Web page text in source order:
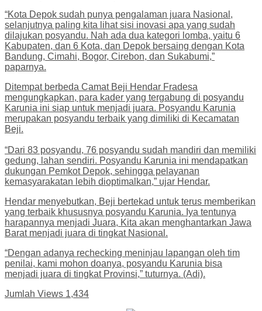
“Kota Depok sudah punya pengalaman juara Nasional,
selanjutnya paling kita lihat sisi inovasi apa yang sudah
dilajukan posyandu. Nah ada dua kategori lomba, yaitu 6
Kabupaten, dan 6 Kota, dan Depok bersaing dengan Kota
Bandung, Cimahi, Bogor, Cirebon, dan Sukabumi,”
paparnya.
Ditempat berbeda Camat Beji Hendar Fradesa
mengungkapkan, para kader yang tergabung di posyandu
Karunia ini siap untuk menjadi juara. Posyandu Karunia
merupakan posyandu terbaik yang dimiliki di Kecamatan
Beji.
“Dari 83 posyandu, 76 posyandu sudah mandiri dan memiliki
gedung, lahan sendiri. Posyandu Karunia ini mendapatkan
dukungan Pemkot Depok, sehingga pelayanan
kemasyarakatan lebih dioptimalkan,” ujar Hendar.
Hendar menyebutkan, Beji bertekad untuk terus memberikan
yang terbaik khususnya posyandu Karunia. Iya tentunya
harapannya menjadi Juara, Kita akan menghantarkan Jawa
Barat menjadi juara di tingkat Nasional.
“Dengan adanya rechecking meninjau lapangan oleh tim
penilai, kami mohon doanya, posyandu Karunia bisa
menjadi juara di tingkat Provinsi,” tuturnya. (Adi).
Jumlah Views 1,434